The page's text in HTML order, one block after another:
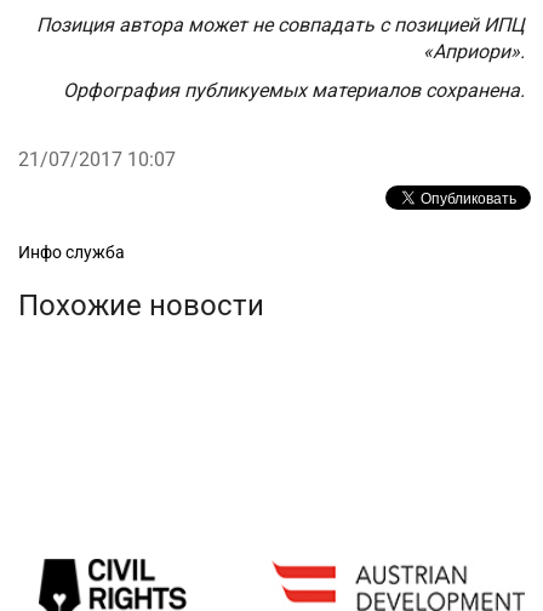
Позиция автора может не совпадать с позицией ИПЦ
«Априори».
Орфография публикуемых материалов сохранена.
21/07/2017 10:07
Рубрики
Инфо служба
Похожие новости